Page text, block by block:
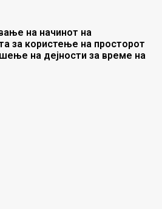
на начинот на
за користење на просторот
на дејности за време на